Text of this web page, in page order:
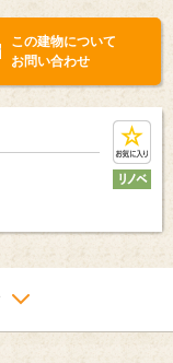
この建物について
お問い合わせ